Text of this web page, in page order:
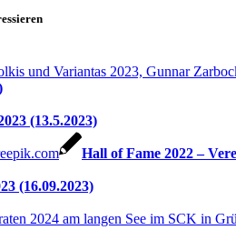
(13.5.2023)
Hall of Fame 2022 –
(16.09.2023)